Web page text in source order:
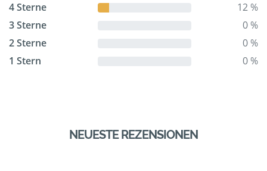
4 Sterne
12 %
3 Sterne
0 %
2 Sterne
0 %
1 Stern
0 %
NEUESTE REZENSIONEN